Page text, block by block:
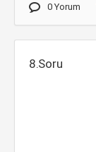
0 Yorum
8.Soru